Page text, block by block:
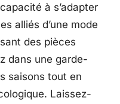
à s’adapter
alliés d’une mode
des pièces
dans une garde-
saisons tout en
Laissez-